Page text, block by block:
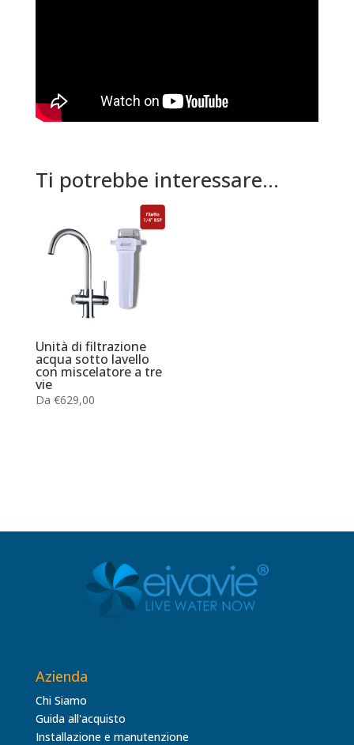
Ti potrebbe interessare…
Unità di filtrazione
acqua sotto lavello
con miscelatore a tre
vie
Da €629,00
Azienda
Chi Siamo
Guida all'acquisto
Installazione e manutenzione